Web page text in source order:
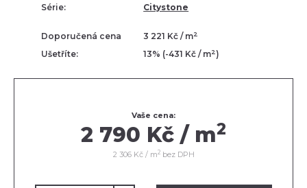
Série:
Citystone
Doporučená cena 3 221 Kč / m2
Ušetříte: 13% (-431 Kč / m2)
Vaše cena:
2 790 Kč / m2
2 306 Kč / m2bez DPH